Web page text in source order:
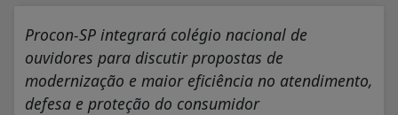
Procon-SP integrará colégio nacional de
ouvidores para discutir propostas de
modernização e maior eficiência no atendimento,
defesa e proteção do consumidor